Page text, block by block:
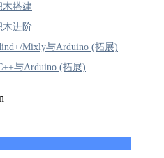
木搭建
木进阶
Mixly与Arduino (拓展)
与Arduino (拓展)